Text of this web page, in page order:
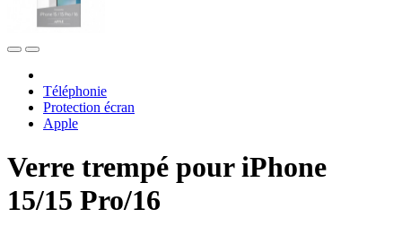
Téléphonie
Protection écran
Apple
Verre trempé pour iPhone
15/15 Pro/16